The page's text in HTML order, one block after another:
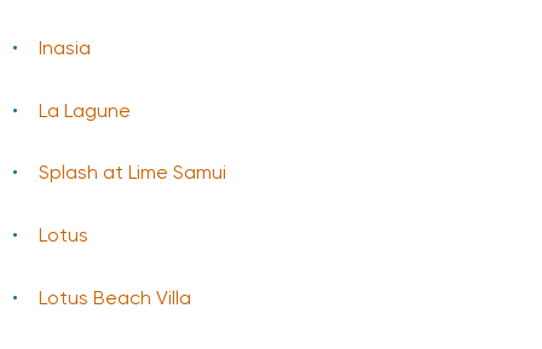
Inasia
La Lagune
Splash at Lime Samui
Lotus
Lotus Beach Villa